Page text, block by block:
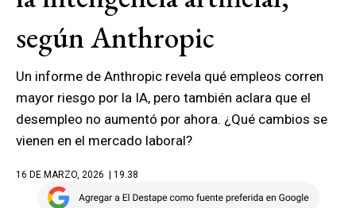
según Anthropic
Un informe de Anthropic revela qué empleos corren
mayor riesgo por la IA, pero también aclara que el
desempleo no aumentó por ahora. ¿Qué cambios se
vienen en el mercado laboral?
16 DE MARZO, 2026 | 19.38